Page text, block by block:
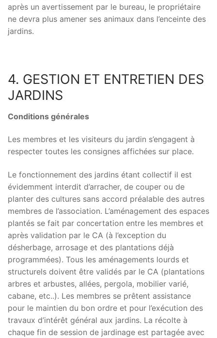
après un avertissement par le bureau, le propriétaire
ne devra plus amener ses animaux dans l’enceinte des
jardins.
4. GESTION ET ENTRETIEN DES
JARDINS
Conditions générales
Les membres et les visiteurs du jardin s’engagent à
respecter toutes les consignes affichées sur place.
Le fonctionnement des jardins étant collectif il est
évidemment interdit d’arracher, de couper ou de
planter des cultures sans accord préalable des autres
membres de l’association. L’aménagement des espaces
plantés se fait par concertation entre les membres et
après validation par le CA (à l’exception du
désherbage, arrosage et des plantations déjà
programmées). Tous les aménagements lourds et
structurels doivent être validés par le CA (plantations
arbres et arbustes, allées, pergola, mobilier varié,
cabane, etc..). Les membres se prêtent assistance
pour le maintien du bon ordre et pour l’exécution des
travaux d’intérêt général aux jardins. La récolte à
chaque fin de session de jardinage est partagée avec